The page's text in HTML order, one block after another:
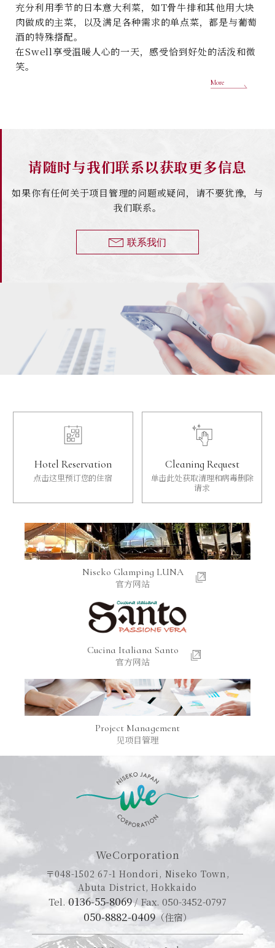
充分利用季节的日本意大利菜，如T骨牛排和其他用大块
肉做成的主菜，以及满足各种需求的单点菜，都是与葡萄
酒的特殊搭配。
在Swell享受温暖人心的一天，感受恰到好处的活泼和微
笑。
More
请随时与我们联系以获取更多信息
如果你有任何关于项目管理的问题或疑问，请不要犹豫，与
我们联系。
联系我们
Hotel Reservation
点击这里预订您的住宿
Cleaning Request
单击此处获取清理和病毒删除
请求
Niseko Glamping LUNA
官方网站
Cucina Italiana Santo
官方网站
Project Management
见项目管理
WeCorporation
〒048-1502 67-1 Hondori, Niseko Town,
Abuta District, Hokkaido
Tel. 0136-55-8069/ Fax. 050-3452-0797
050-8882-0409（住宿）